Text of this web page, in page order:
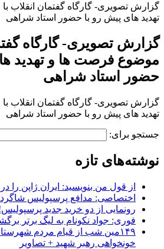
گزارش تصویری- گارگاه گفتمان انقلاب
تهدید های پیش رو با حضور استاد شراهی
گزارش تصویری- گارگاه
موضوع فرصت ها و تهدید
حضور استاد شراهی
گزارش تصویری- گارگاه گفتمان انقلاب
تهدید های پیش رو با حضور استاد شراهی
جستجو برای:
نوشته‌های تازه
از قول من بنویسید: ایران ژاپن را
اختصاصی: مدافع پرسپولیس
رونمایی از دو خرید جدید
فوری: جواد نکونام به لیگ برتر
۱۴۹مین شب از قیام مردم
خونخواهی رهبر شهید + تصاویر